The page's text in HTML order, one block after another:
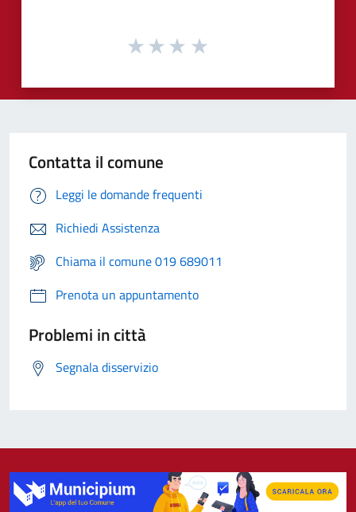
Contatta il comune
Leggi le domande frequenti
Richiedi Assistenza
Chiama il comune 019 689011
Prenota un appuntamento
Problemi in città
Segnala disservizio